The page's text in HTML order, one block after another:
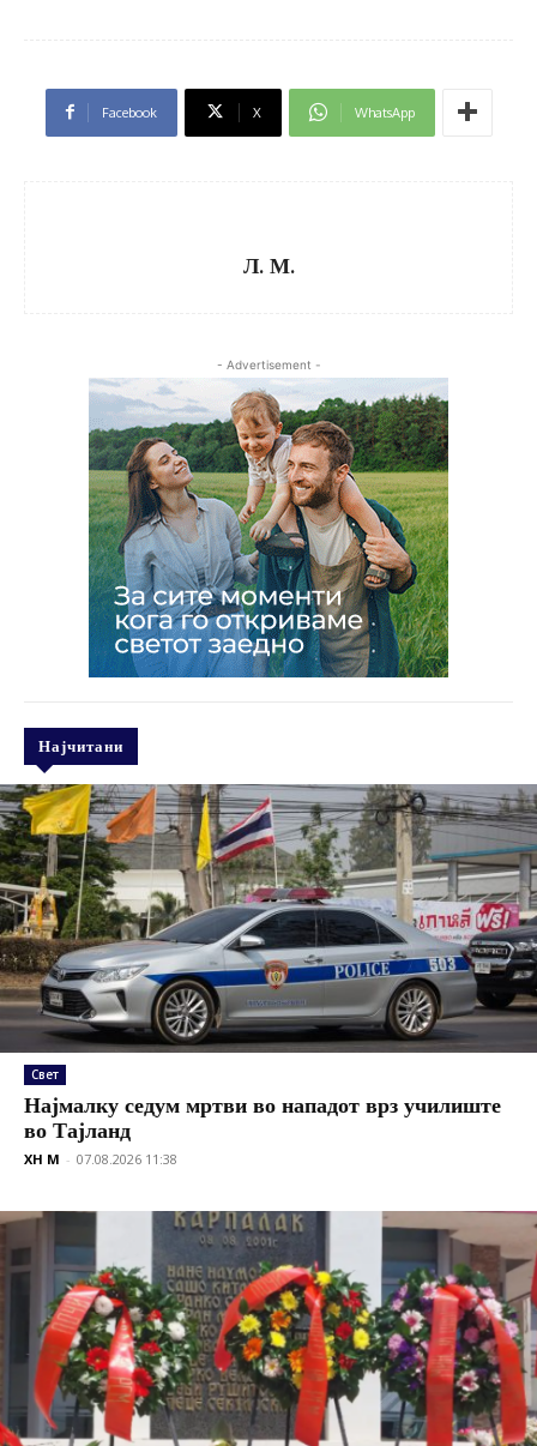
Facebook X WhatsApp
Л. М.
- Advertisement -
Најчитани
Свет
Најмалку седум мртви во нападот врз училиште
во Тајланд
XH M - 07.08.2026 11:38